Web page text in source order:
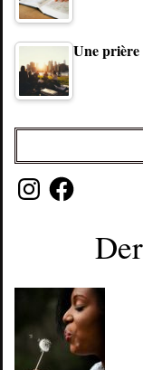
Une prière
InstagramFacebook